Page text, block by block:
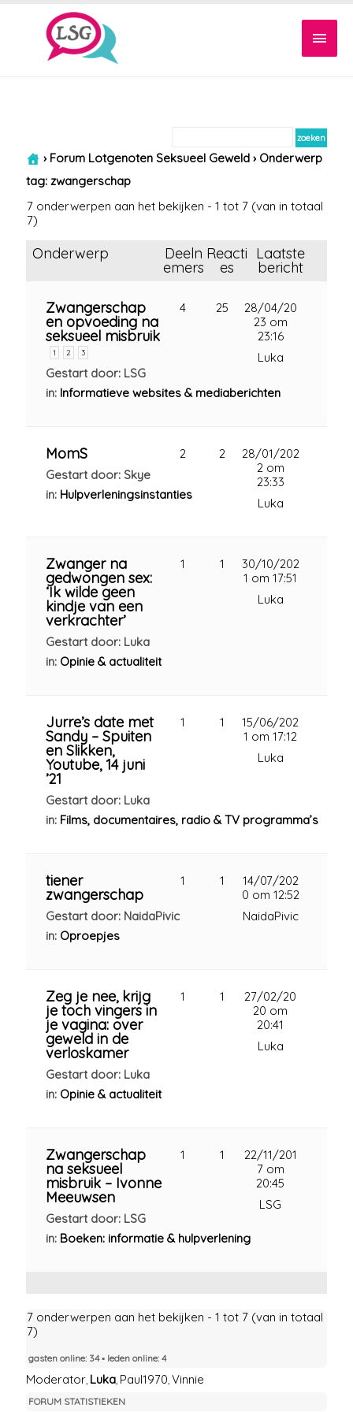
› Forum Lotgenoten Seksueel Geweld › Onderwerp
tag: zwangerschap
7 onderwerpen aan het bekijken - 1 tot 7 (van in totaal
7)
Onderwerp Deeln
emers
Reacti
es
Laatste
bericht
Zwangerschap
en opvoeding na
seksueel misbruik
1 2 3
Gestart door: LSG
in: Informatieve websites & mediaberichten
4 25
28/04/20
23 om
23:16
Luka
MomS
Gestart door: Skye
in: Hulpverleningsinstanties
2 2
28/01/202
2 om
23:33
Luka
Zwanger na
gedwongen sex:
‘Ik wilde geen
kindje van een
verkrachter’
Gestart door: Luka
in: Opinie & actualiteit
1 1
30/10/202
1 om 17:51
Luka
Jurre’s date met
Sandy – Spuiten
en Slikken,
Youtube, 14 juni
’21
Gestart door: Luka
in: Films, documentaires, radio & TV programma’s
1 1
15/06/202
1 om 17:12
Luka
tiener
zwangerschap
Gestart door: NaidaPivic
in: Oproepjes
1 1
14/07/202
0 om 12:52
NaidaPivic
Zeg je nee, krijg
je toch vingers in
je vagina: over
geweld in de
verloskamer
Gestart door: Luka
in: Opinie & actualiteit
1 1
27/02/20
20 om
20:41
Luka
Zwangerschap
na seksueel
misbruik – Ivonne
Meeuwsen
Gestart door: LSG
in: Boeken: informatie & hulpverlening
1 1
22/11/201
7 om
20:45
LSG
7 onderwerpen aan het bekijken - 1 tot 7 (van in totaal
7)
gasten online: 34 ▪︎ leden online: 4
Moderator Luka Paul1970 ,Vinnie
FORUM STATISTIEKEN